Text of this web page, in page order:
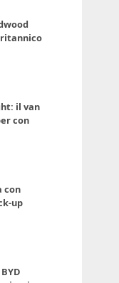
il van
con
con
up